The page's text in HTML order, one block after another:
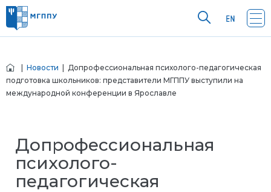
Новости | Допрофессиональная психолого-педагогическая
подготовка школьников: представители МГППУ выступили на
международной конференции в Ярославле
Допрофессиональная
психолого-
педагогическая